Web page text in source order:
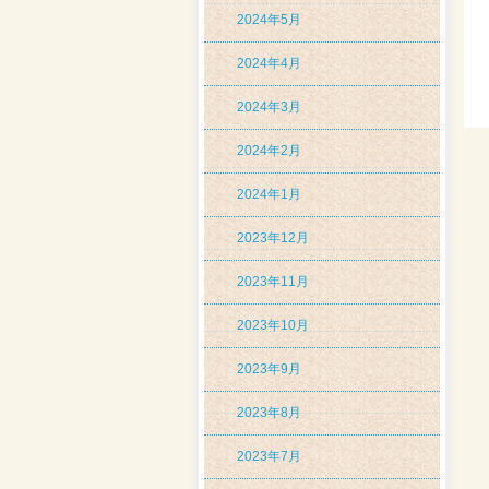
2024年5月
2024年4月
2024年3月
2024年2月
2024年1月
2023年12月
2023年11月
2023年10月
2023年9月
2023年8月
2023年7月